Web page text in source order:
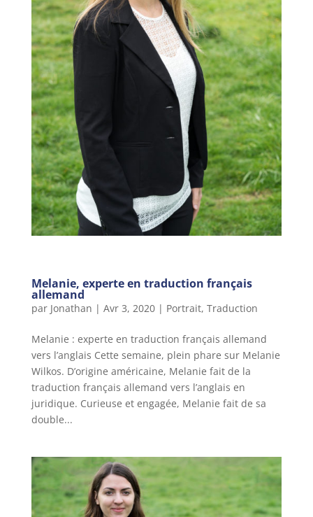
Melanie, experte en traduction français
allemand
par Jonathan | Avr 3, 2020| Portrait, Traduction
Melanie : experte en traduction français allemand
vers l’anglais Cette semaine, plein phare sur Melanie
Wilkos. D’origine américaine, Melanie fait de la
traduction français allemand vers l’anglais en
juridique. Curieuse et engagée, Melanie fait de sa
double...